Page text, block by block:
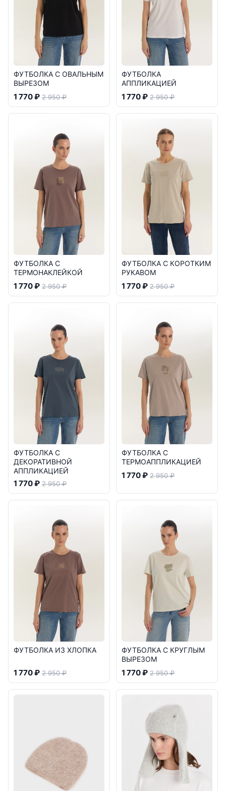
ФУТБОЛКА С ОВАЛЬНЫМ
ВЫРЕЗОМ
1 770 ₽ 2 950 ₽
ФУТБОЛКА
АППЛИКАЦИЕЙ
1 770 ₽ 2 950 ₽
ФУТБОЛКА С
ТЕРМОНАКЛЕЙКОЙ
1 770 ₽ 2 950 ₽
ФУТБОЛКА С КОРОТКИМ
РУКАВОМ
1 770 ₽ 2 950 ₽
ФУТБОЛКА С
ДЕКОРАТИВНОЙ
АППЛИКАЦИЕЙ
1 770 ₽ 2 950 ₽
ФУТБОЛКА С
ТЕРМОАППЛИКАЦИЕЙ
1 770 ₽ 2 950 ₽
ФУТБОЛКА ИЗ ХЛОПКА
1 770 ₽ 2 950 ₽
ФУТБОЛКА С КРУГЛЫМ
ВЫРЕЗОМ
1 770 ₽ 2 950 ₽